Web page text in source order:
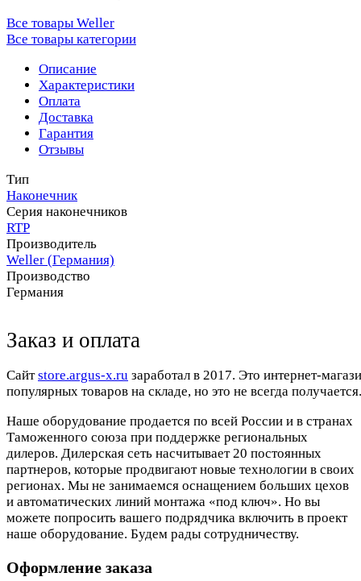
Все товары Weller
Все товары категории
Описание
Характеристики
Оплата
Доставка
Гарантия
Отзывы
Тип
Наконечник
Серия наконечников
RTP
Производитель
Weller (Германия)
Производство
Германия
Заказ и оплата
Cайтstore.argus-x.ru заработал в 2017. Это интернет-
популярных товаров на складе, но это не всегда
Наше оборудование продается по всей России и в странах
Таможенного союза при поддержке региональных
дилеров. Дилерская сеть насчитывает 20 постоянных
партнеров, которые продвигают новые технологии в своих
регионах. Мы не занимаемся оснащением больших цехов
и автоматических линий монтажа «под ключ». Но вы
можете попросить вашего подрядчика включить в проект
наше оборудование. Будем рады сотрудничеству.
Оформление заказа